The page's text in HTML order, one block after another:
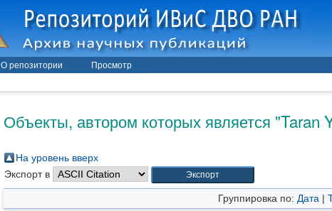
О репозитории Просмотр
Объекты, автором которых является "Taran
На уровень вверх
Экспорт в
Группировка по: Дата |